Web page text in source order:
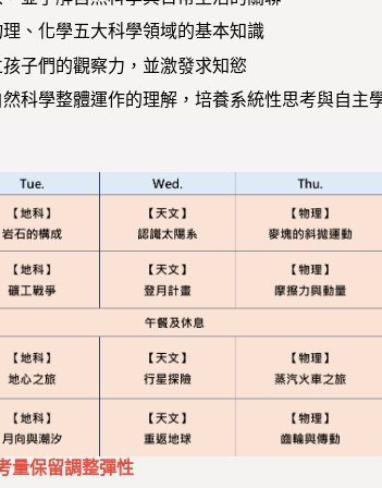
、化學五大科學領域的基本知識
子們的觀察力，並激發求知慾
科學整體運作的理解，培養系統性思考與自主
量保留調整彈性